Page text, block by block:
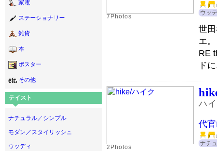
家電
ステーショナリー
雑貨
本
ポスター
その他
テイスト
ナチュラル／シンプル
モダン／スタイリッシュ
ウッディ
7Photos
ウッ
世
エ。
RE
ド
2Photos
ハ
代
ナチ